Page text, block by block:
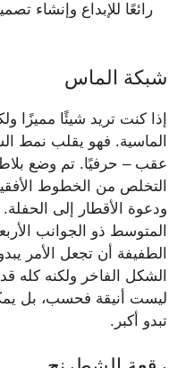
رائعًا للإبداع وإنشاء
شبكة الماس
إذا كنت تريد شيئًا مميزًا
الماسية. فهو يقلب نمط
عقب – حرفيًا. تم وضع بلاط
التخلص من الخطوط
ودعوة الأقطار إلى
المتوسط ​​ذو الجوانب
الطفيفة أن تجعل الأمر
ليست أنيقة فحسب، بل
تبدو أكبر.